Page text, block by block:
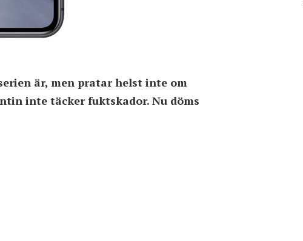
är, men pratar helst inte om
inte täcker fuktskador. Nu döms